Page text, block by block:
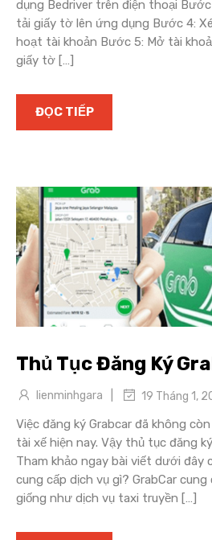
dụng Bedriver trên điện thoại
tải giấy tờ lên ứng dụng Bước 4:
hoạt tài khoản Bước 5: Mở tài
giấy tờ […]
ĐỌC TIẾP
Thủ Tục Đăng Ký
lienminhgara 19 Tháng 1,
Việc đăng ký Grabcar đã không
tài xế hiện nay. Vậy thủ tục đăng
Tham khảo ngay bài viết dưới đây
cung cấp dịch vụ gì? GrabCar
giống như dịch vụ taxi truyền […]